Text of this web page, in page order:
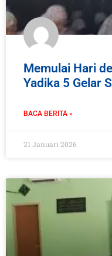
Memulai Hari
Yadika 5 Gelar
BACA BERITA »
21 Januari 2026